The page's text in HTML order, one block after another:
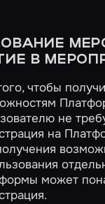
В
чтобы
не
на
может